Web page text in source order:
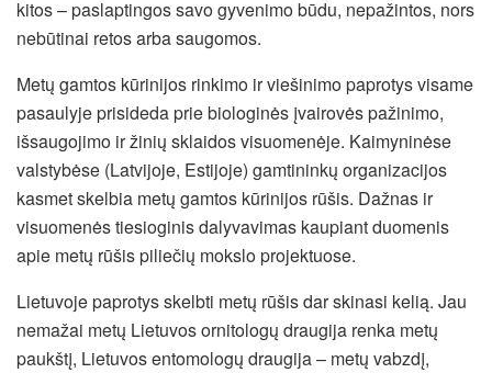
kitos – paslaptingos savo gyvenimo būdu, nepažintos, nors
nebūtinai retos arba saugomos.
Metų gamtos kūrinijos rinkimo ir viešinimo paprotys visame
pasaulyje prisideda prie biologinės įvairovės pažinimo,
išsaugojimo ir žinių sklaidos visuomenėje. Kaimyninėse
valstybėse (Latvijoje, Estijoje) gamtininkų organizacijos
kasmet skelbia metų gamtos kūrinijos rūšis. Dažnas ir
visuomenės tiesioginis dalyvavimas kaupiant duomenis
apie metų rūšis piliečių mokslo projektuose.
Lietuvoje paprotys skelbti metų rūšis dar skinasi kelią. Jau
nemažai metų Lietuvos ornitologų draugija renka metų
paukštį, Lietuvos entomologų draugija – metų vabzdį,